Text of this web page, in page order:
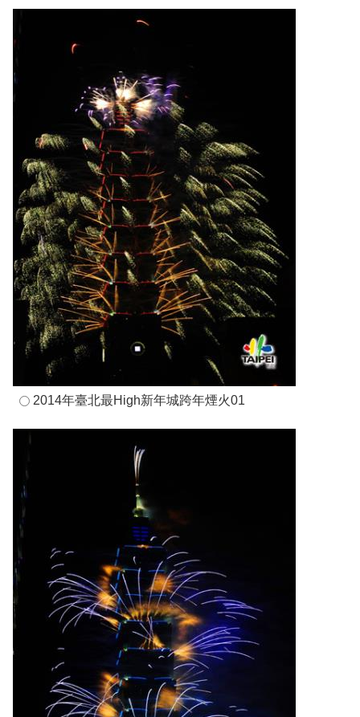
2014年臺北最High新年城跨年煙火01